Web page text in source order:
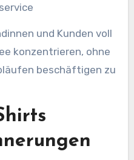
und Kunden voll
konzentrieren, ohne
beschäftigen zu